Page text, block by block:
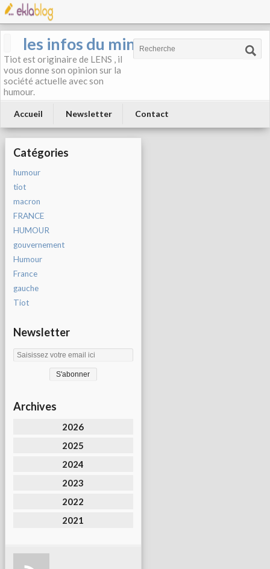
les infos du mineur
Tiot est originaire de LENS , il
vous donne son opinion sur la
société actuelle avec son
humour.
Accueil Newsletter Contact
Catégories
humour
tiot
macron
FRANCE
HUMOUR
gouvernement
Humour
France
gauche
Tiot
Newsletter
Archives
2026
2025
2024
2023
2022
2021